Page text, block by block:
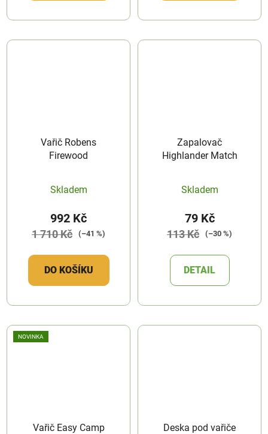
Vařič Robens
Firewood
Skladem
992 Kč
1 710 Kč (–41 %)
DO KOŠÍKU
Zapalovač
Highlander Match
Skladem
79 Kč
113 Kč (–30 %)
DETAIL
NOVINKA
Vařič Easy Camp
Deska pod vařiče